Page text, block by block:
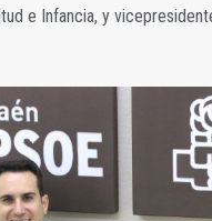
e Infancia, y